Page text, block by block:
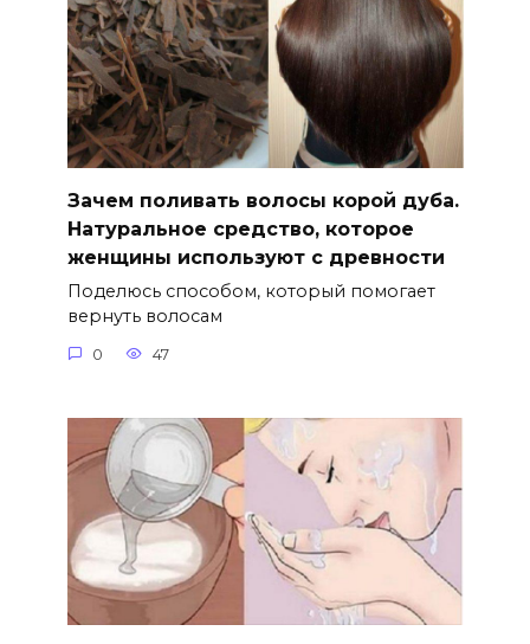
Зачем поливать волосы корой дуба.
Натуральное средство, которое
женщины используют с древности
Поделюсь способом, который помогает
вернуть волосам
0 47